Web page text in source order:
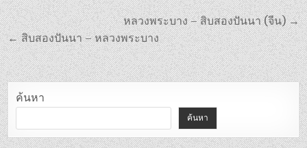
หลวงพระบาง – สิบสองปันนา (จีน) →
← สิบสองปันนา – หลวงพระบาง
ค้นหา
ค้นหา